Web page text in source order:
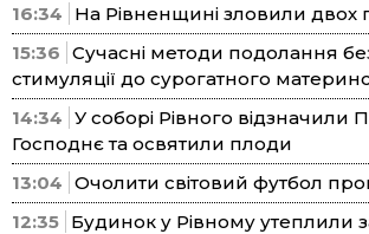
16:34
На Рівненщині зловили двох
15:36 Сучасні методи подолання
стимуляції до сурогатного
14:34 У соборі Рівного
Господнє та освятили плоди
13:04 Очолити світовий футбол
12:35 Будинок у Рівному утеплили